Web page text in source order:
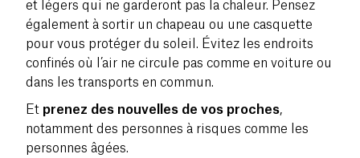
et légers qui ne garderont pas la chaleur. Pensez
également à sortir un chapeau ou une casquette
pour vous protéger du soleil. Évitez les endroits
confinés où l’air ne circule pas comme en voiture ou
dans les transports en commun.
Et prenez des nouvelles de vos proches,
notamment des personnes à risques comme les
personnes âgées.